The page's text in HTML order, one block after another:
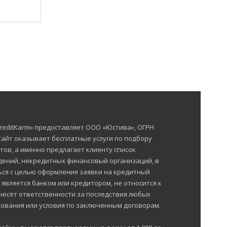
предоставляет ООО «Юстива», ОГРН
оказывает бесплатные услуги по подбору
а именно предлагает клиенту список
некредитных финансовый организаций, в
с целью оформления заявки на кредитный
банком или кредитором, не относится к
ответственности за последствия любых
или условия по заключенным договорам.